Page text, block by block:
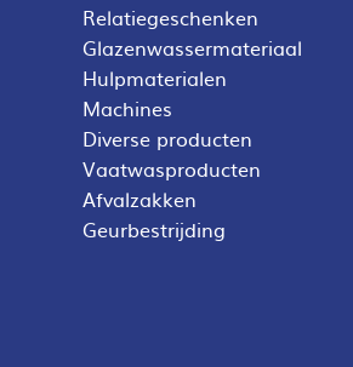
Relatiegeschenken
Glazenwassermateriaal
Hulpmaterialen
Machines
Diverse producten
Vaatwasproducten
Afvalzakken
Geurbestrijding